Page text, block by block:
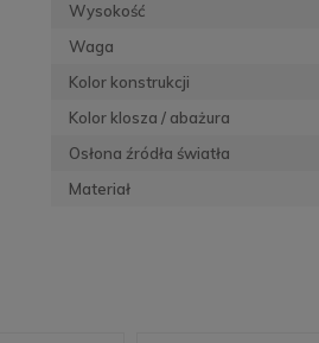
Wysokość
Waga
Kolor konstrukcji
Kolor klosza / abażura
Osłona źródła światła
Materiał